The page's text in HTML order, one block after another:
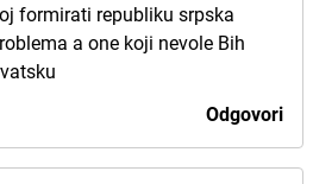
formirati republiku srpska
a one koji nevole Bih
Odgovori